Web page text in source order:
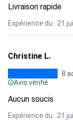
Livraison rapide
Expérience du : 21
Christine L.
8
Avis vérifié
Aucun soucis
Expérience du : 21